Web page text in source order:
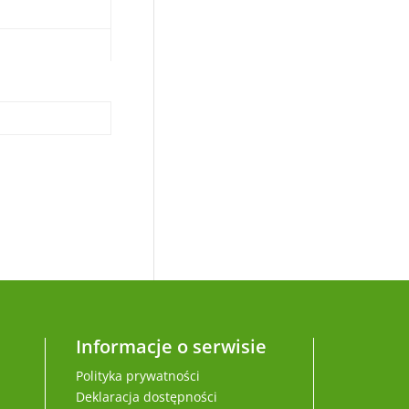
Informacje o serwisie
Polityka prywatności
Deklaracja dostępności